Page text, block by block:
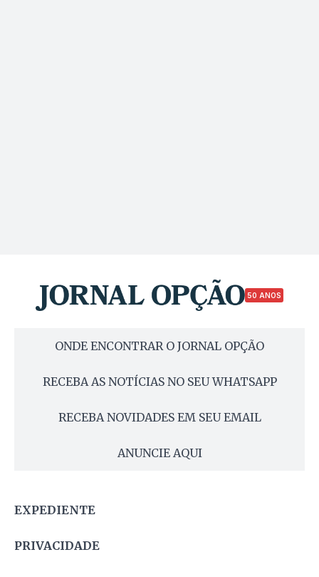
50 ANOS
ONDE ENCONTRAR O JORNAL OPÇÃO
RECEBA AS NOTÍCIAS NO SEU WHATSAPP
RECEBA NOVIDADES EM SEU EMAIL
ANUNCIE AQUI
EXPEDIENTE
PRIVACIDADE